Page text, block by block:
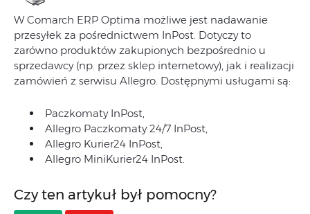
W Comarch ERP Optima możliwe jest nadawanie
przesyłek za pośrednictwem InPost. Dotyczy to
zarówno produktów zakupionych bezpośrednio u
sprzedawcy (np. przez sklep internetowy), jak i realizacji
zamówień z serwisu Allegro. Dostępnymi usługami są:
Paczkomaty InPost,
Allegro Paczkomaty 24/7 InPost,
Allegro Kurier24 InPost,
Allegro MiniKurier24 InPost.
Czy ten artykuł był pomocny?